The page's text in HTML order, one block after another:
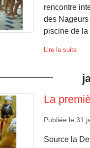
rencontre
des
piscine de la
Lire la suite
La
Publiée le 31
Source la